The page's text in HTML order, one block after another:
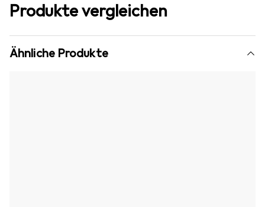
Produkte vergleichen
Ähnliche Produkte